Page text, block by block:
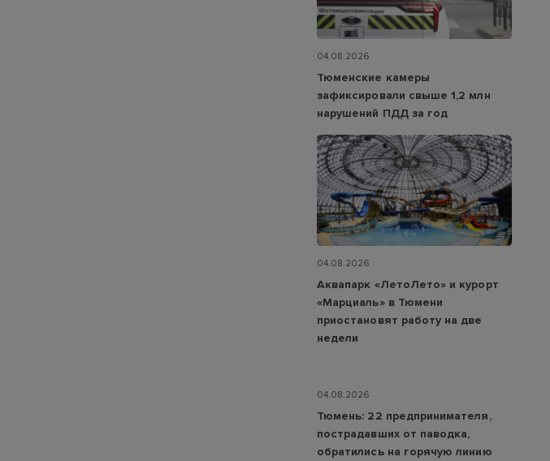
04.08.2026
Тюменские камеры
зафиксировали свыше 1,2 млн
нарушений ПДД за год
04.08.2026
Аквапарк «ЛетоЛето» и курорт
«Марциаль» в Тюмени
приостановят работу на две
недели
04.08.2026
Тюмень: 22 предпринимателя,
пострадавших от паводка,
обратились на горячую линию